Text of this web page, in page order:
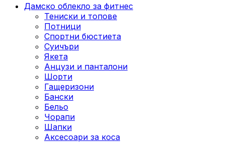
Дамско облекло за фитнес
Тениски и топове
Потници
Спортни бюстиета
Суичъри
Якета
Aнцузи и панталони
Шорти
Гащеризони
Бански
Бельо
Чорапи
Шапки
Аксесоари за коса